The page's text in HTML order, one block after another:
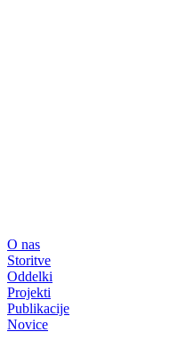
O nas
Storitve
Oddelki
Projekti
Publikacije
Novice